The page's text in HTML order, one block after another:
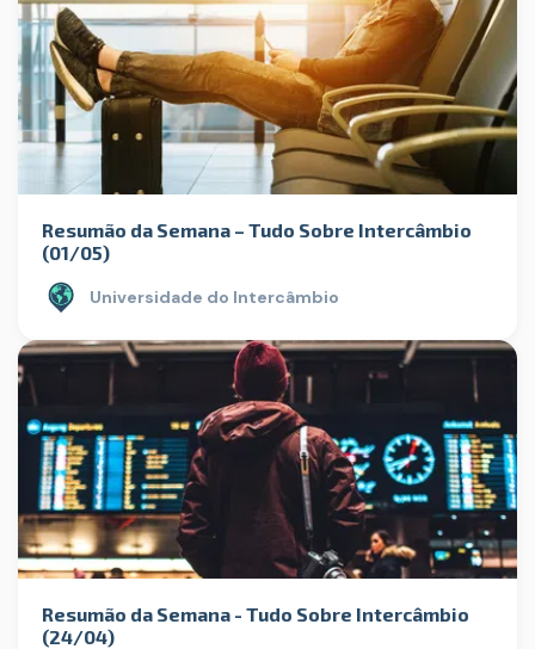
Resumão da Semana – Tudo Sobre Intercâmbio
(01/05)
Universidade do Intercâmbio
Resumão da Semana - Tudo Sobre Intercâmbio
(24/04)